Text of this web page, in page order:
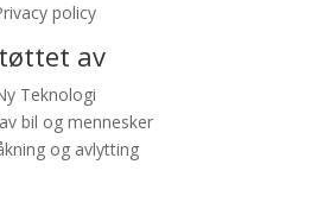
policy
av
Teknologi
bil og mennesker
og avlytting